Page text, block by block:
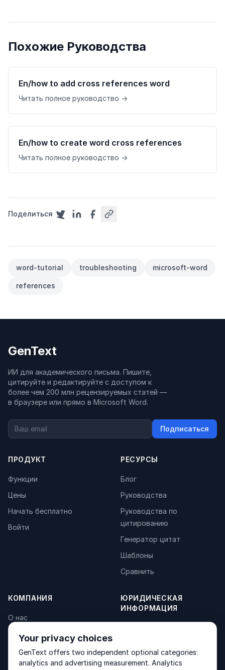
Похожие Руководства
En/how to add cross references word
Читать полное руководство →
En/how to create word cross references
Читать полное руководство →
Поделиться
word-tutorial troubleshooting microsoft-word
references
GenText
ИИ для академического письма. Пишите,
цитируйте и редактируйте с доступом к
более чем 200 млн рецензируемых статей —
в браузере или прямо в Microsoft Word.
Подписаться
ПРОДУКТ
Функции
Цены
Начать бесплатно
Войти
РЕСУРСЫ
Блог
Руководства
Руководства по
цитированию
Генератор цитат
Шаблоны
Сравнить
КОМПАНИЯ
О нас
Контакты
Продукты
ЮРИДИЧЕСКАЯ
ИНФОРМАЦИЯ
Terms of Service
Your privacy choices
GenText offers two independent optional categories:
analytics and advertising measurement. Analytics